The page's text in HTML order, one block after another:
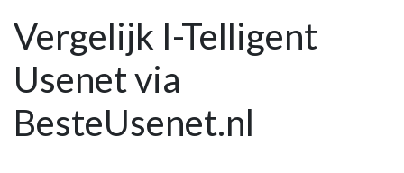
Vergelijk I-Telligent
Usenet via
BesteUsenet.nl